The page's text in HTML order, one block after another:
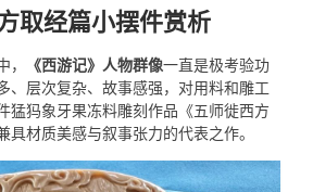
取经篇小摆件赏析
《西游记》人物群像一直是极考验功
、层次复杂、故事感强，对用料和雕工
猛犸象牙果冻料雕刻作品《五师徙西方
具材质美感与叙事张力的代表之作。